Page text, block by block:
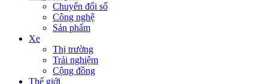
Chuyển đổi số
Công nghệ
Sản phẩm
Xe
Thị trường
Trải nghiệm
Cộng đồng
Thế giới